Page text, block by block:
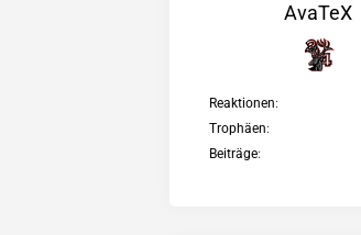
AvaTeX
Reaktionen
Trophäen
Beiträge